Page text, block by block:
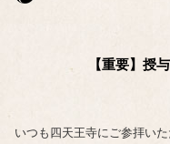
【重要】授
いつも四天王寺にご参拝い